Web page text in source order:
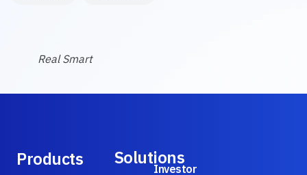
Real Smart
Products Solutions
Investor